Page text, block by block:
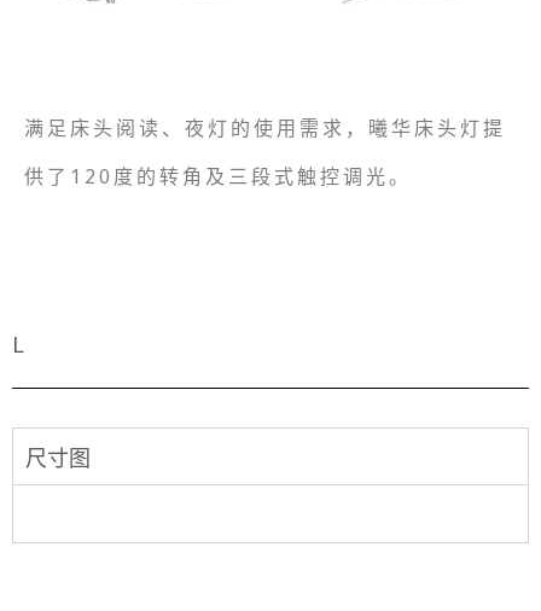
满足床头阅读、夜灯的使用需求，曦华床头灯提
供了120度的转角及三段式触控调光。
L
尺寸图